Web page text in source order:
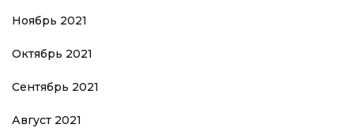
Ноябрь 2021
Октябрь 2021
Сентябрь 2021
Август 2021